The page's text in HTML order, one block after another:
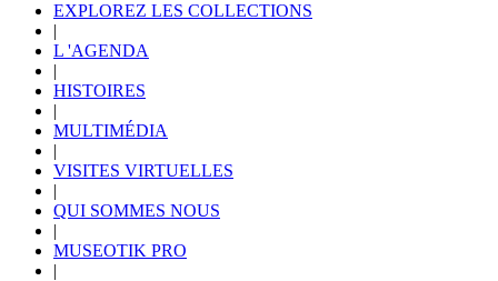
EXPLOREZ LES COLLECTIONS
|
L 'AGENDA
|
HISTOIRES
|
MULTIMÉDIA
|
VISITES VIRTUELLES
|
QUI SOMMES NOUS
|
MUSEOTIK PRO
|